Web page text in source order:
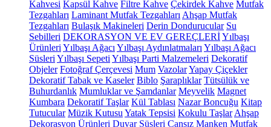
Kahvesi Kapsül Kahve Filtre Kahve Çekirdek Kahve Mutfak
Tezgahları Laminant Mutfak Tezgahları Ahşap Mutfak
Tezgahları Bulaşık Makineleri Derin Dondurucular Su
Sebilleri DEKORASYON VE EV GEREÇLERİYılbaşı
Ürünleri Yılbaşı Ağacı Yılbaşı Aydınlatmaları Yılbaşı Ağacı
Süsleri Yılbaşı Sepeti Yılbaşı Parti Malzemeleri Dekoratif
Objeler Fotoğraf Çerçevesi Mum VazolarYapay Çiçekler
Dekoratif Tabak ve Kaseler Biblo Şaraplıklar Tütsülük ve
Buhurdanlık Mumluklar ve Şamdanlar Meyvelik Magnet
Kumbara Dekoratif Taşlar Kül Tablası Nazar Boncuğu Kitap
Tutucular Müzik Kutusu Yatak Tepsisi Kokulu Taşlar Ahşap
Dekorasyon Ürünleri Duvar Süsleri Cansız Manken Mutfak